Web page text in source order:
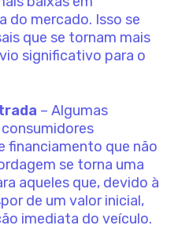
do mercado. Isso se
que se tornam mais
significativo para o
– Algumas
financiamento que não
se torna uma
aqueles que, devido à
de um valor inicial,
imediata do veículo.